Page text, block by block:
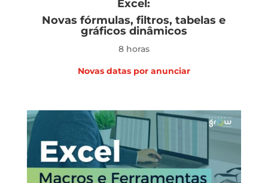
Excel:
Novas fórmulas, filtros, tabelas e
gráficos dinâmicos
8 horas
Novas datas por anunciar